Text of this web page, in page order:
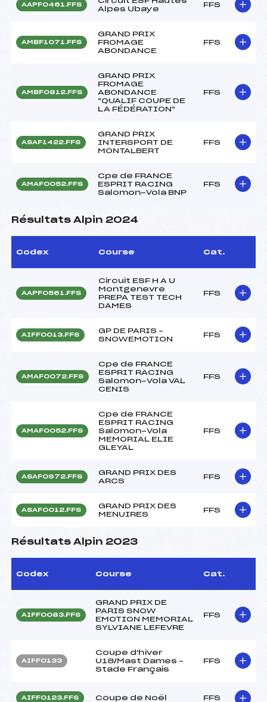
AAPF0461.FFS
Alpes Ubaye
FFS
AMBF1071.FFS
GRAND PRIX
FROMAGE
ABONDANCE
FFS
AMBF0812.FFS
GRAND PRIX
FROMAGE
ABONDANCE
"QUALIF COUPE DE
LA FÉDÉRATION"
FFS
ASAF1422.FFS
GRAND PRIX
INTERSPORT DE
MONTALBERT
FFS
AMAF0052.FFS
Cpe de FRANCE
ESPRIT RACING
Salomon-Vola BNP
FFS
Résultats Alpin 2024
Codex Course Cat.
AAPF0561.FFS
Circuit ESF H A U
Montgenevre
PREPA TEST TECH
DAMES
FFS
AIFF0013.FFS
GP DE PARIS –
SNOWEMOTION
FFS
AMAF0072.FFS
Cpe de FRANCE
ESPRIT RACING
Salomon-Vola VAL
CENIS
FFS
AMAF0052.FFS
Cpe de FRANCE
ESPRIT RACING
Salomon-Vola
MEMORIAL ELIE
GLEYAL
FFS
ASAF0972.FFS
GRAND PRIX DES
ARCS
FFS
ASAF0012.FFS
GRAND PRIX DES
MENUIRES
FFS
Résultats Alpin 2023
Codex Course Cat.
AIFF0083.FFS
GRAND PRIX DE
PARIS SNOW
EMOTION MEMORIAL
SYLVIANE LEFEVRE
FFS
AIFF0133
Coupe d'hiver
U18/Mast Dames –
Stade Français
FFS
AIFF0123.FFS Coupe de Noël FFS